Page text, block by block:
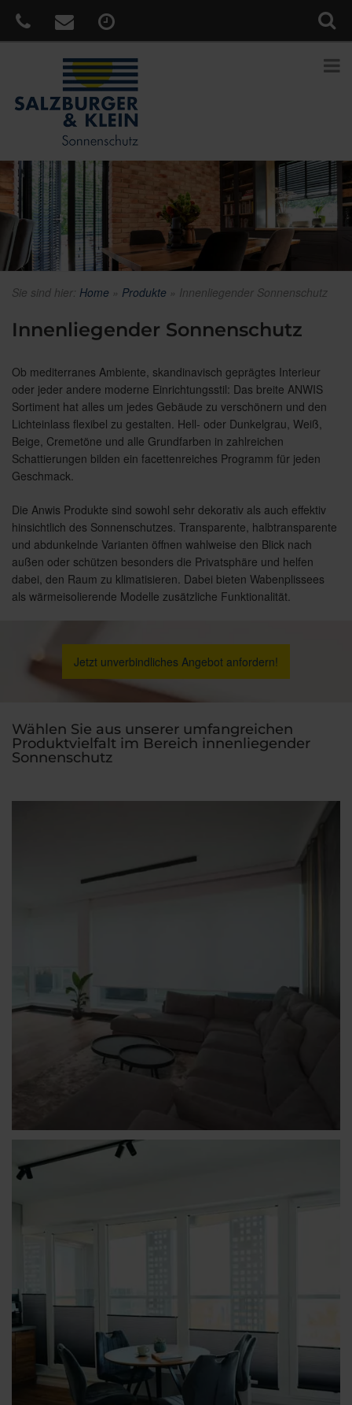
Sie sind hier: Home » Produkte » Innenliegender Sonnenschutz
Innenliegender Sonnenschutz
Ob mediterranes Ambiente, skandinavisch geprägtes Interieur
oder jeder andere moderne Einrichtungsstil: Das breite ANWIS
Sortiment hat alles um jedes Gebäude zu verschönern und den
Lichteinlass flexibel zu gestalten. Hell- oder Dunkelgrau, Weiß,
Beige, Cremetöne und alle Grundfarben in zahlreichen
Schattierungen bilden ein facettenreiches Programm für jeden
Geschmack.
Die Anwis Produkte sind sowohl sehr dekorativ als auch effektiv
hinsichtlich des Sonnenschutzes. Transparente, halbtransparente
und abdunkelnde Varianten öffnen wahlweise den Blick nach
außen oder schützen besonders die Privatsphäre und helfen
dabei, den Raum zu klimatisieren. Dabei bieten Wabenplissees
als wärmeisolierende Modelle zusätzliche Funktionalität.
Jetzt unverbindliches Angebot anfordern!
Wählen Sie aus unserer umfangreichen
Produktvielfalt im Bereich innenliegender
Sonnenschutz